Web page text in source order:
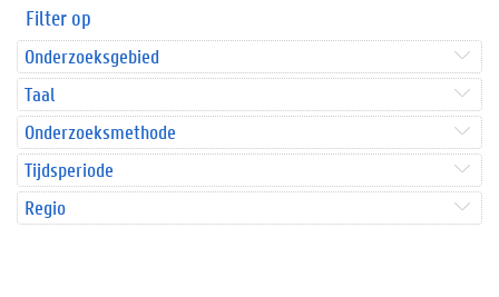
Filter op
Onderzoeksgebied
Taal
Onderzoeksmethode
Tijdsperiode
Regio